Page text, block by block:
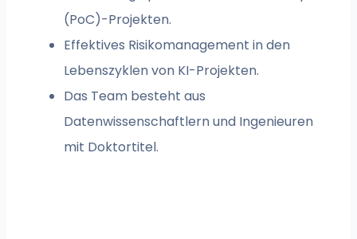
(PoC)-Projekten.
Effektives Risikomanagement in den
Lebenszyklen von KI-Projekten.
Das Team besteht aus
Datenwissenschaftlern und Ingenieuren
mit Doktortitel.